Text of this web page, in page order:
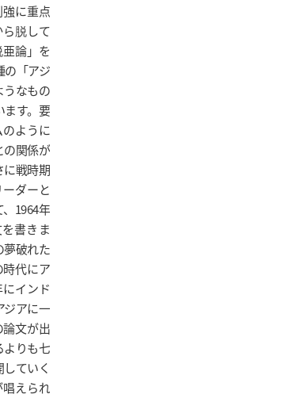
に重点
脱して
論」を
の「アジ
うなもの
ます。要
ように
の関係が
に戦時期
ダーと
1964年
書きま
夢破れた
代にア
インド
ジアに一
文が出
よりも七
ていく
えられ